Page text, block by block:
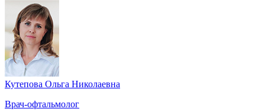
Кутепова Ольга Николаевна
Врач-офтальмолог